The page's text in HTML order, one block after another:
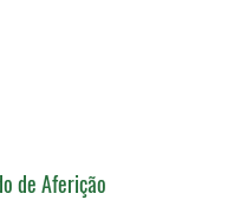
de Aferição